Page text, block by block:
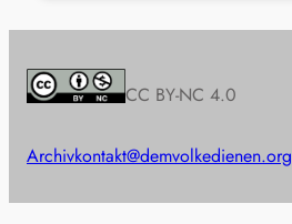
CC BY-NC 4.0
Archivkontakt@demvolkedienen.org